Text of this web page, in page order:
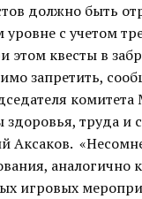
должно быть
уровне с учетом
этом квесты в
запретить,
здоровья, труда и
Аксаков.
аналогично
игровых